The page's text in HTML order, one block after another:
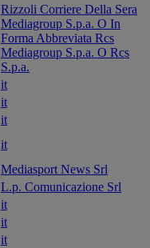
Rizzoli Corriere Della Sera
Mediagroup S.p.a. O In
Forma Abbreviata Rcs
Mediagroup S.p.a. O Rcs
S.p.a.
it
it
it
it
Mediasport News Srl
L.p. Comunicazione Srl
it
it
it